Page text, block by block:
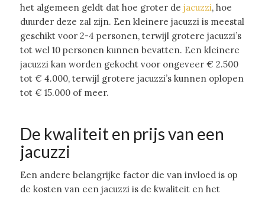
het algemeen geldt dat hoe groter de jacuzzi, hoe
duurder deze zal zijn. Een kleinere jacuzzi is meestal
geschikt voor 2-4 personen, terwijl grotere jacuzzi’s
tot wel 10 personen kunnen bevatten. Een kleinere
jacuzzi kan worden gekocht voor ongeveer € 2.500
tot € 4.000, terwijl grotere jacuzzi’s kunnen oplopen
tot € 15.000 of meer.
De kwaliteit en prijs van een
jacuzzi
Een andere belangrijke factor die van invloed is op
de kosten van een jacuzzi is de kwaliteit en het